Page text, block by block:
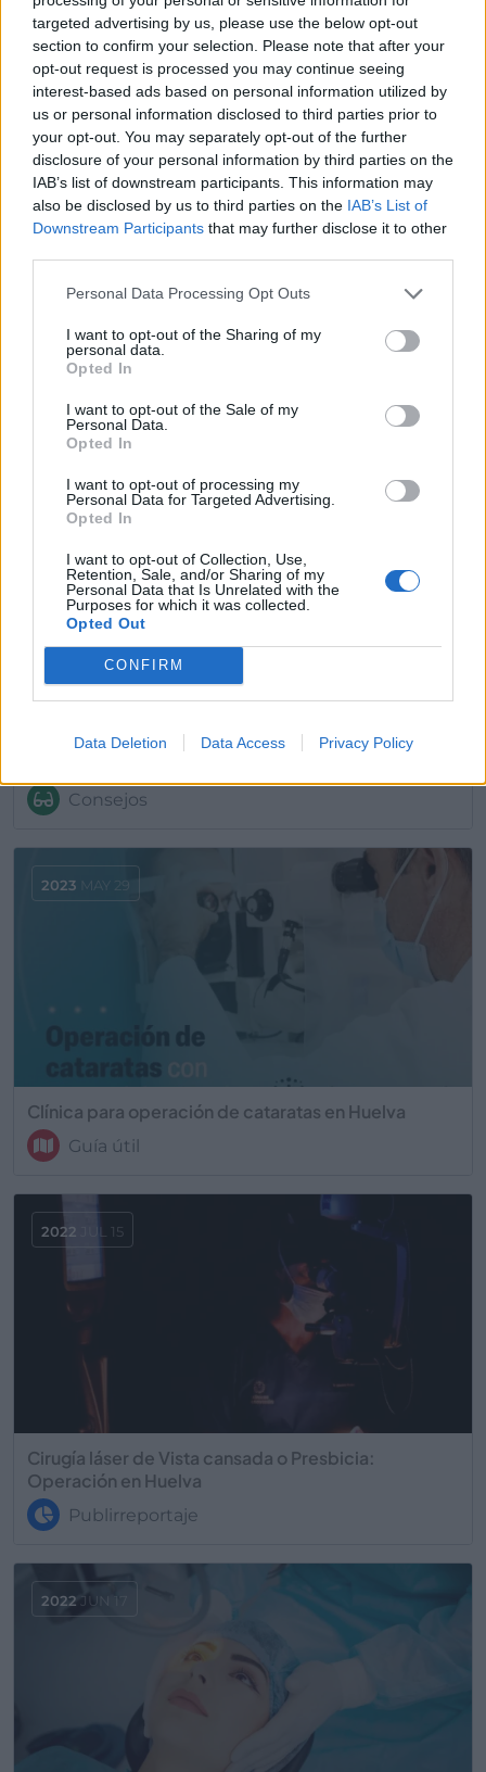
targeted advertising by us, please use the below opt-out
section to confirm your selection. Please note that after your
opt-out request is processed you may continue seeing
interest-based ads based on personal information utilized by
us or personal information disclosed to third parties prior to
your opt-out. You may separately opt-out of the further
disclosure of your personal information by third parties on the
IAB’s list of downstream participants. This information may
also be disclosed by us to third parties on the IAB’s List of
Downstream Participants that may further disclose it to other
Personal Data Processing Opt Outs
I want to opt-out of the Sharing of my
personal data.
Opted In
I want to opt-out of the Sale of my
Personal Data.
Opted In
I want to opt-out of processing my
Personal Data for Targeted Advertising.
Opted In
I want to opt-out of Collection, Use,
Retention, Sale, and/or Sharing of my
Personal Data that Is Unrelated with the
Purposes for which it was collected.
Opted Out
CONFIRM
Data Deletion Data Access Privacy Policy
No espere más para mejorar su visión y contacte
con Tecnovisión, el equipo de Atención al Paciente
resolverá cualquier duda que pudiera tener sin
compromisos, visita su página web
clinicastecnovision.eso llama al959 15 17 79para
solicitar información.
Noticias de Huelva
Consejos
Clínica para operación de cataratas en Huelva
Guía útil
2023 MAY 29
Cirugía láser de Vista cansada o Presbicia:
Operación en Huelva
Publirreportaje
2022 JUL 15
2022 JUN 17